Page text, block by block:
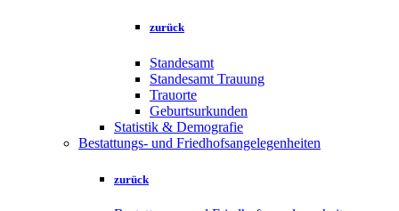
zurück
Standesamt
Standesamt Trauung
Trauorte
Geburtsurkunden
Statistik & Demografie
Bestattungs- und Friedhofsangelegenheiten
zurück